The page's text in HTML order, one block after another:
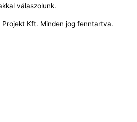
válaszolunk.
Kft. Minden jog fenntartva.